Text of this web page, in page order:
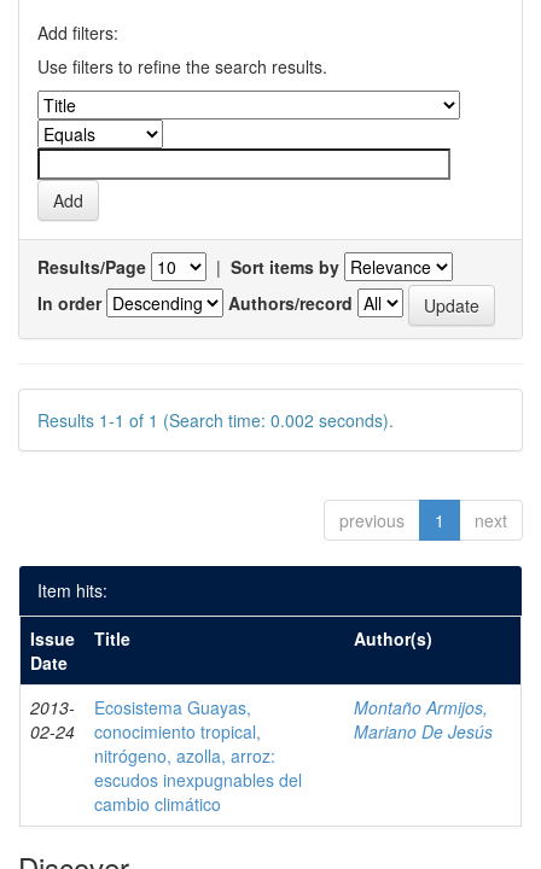
Add filters:
Use filters to refine the search results.
Results/Page | Sort items by
In order
Authors/record
Results 1-1 of 1 (Search time: 0.002 seconds).
previous 1 next
Item hits:
Issue
Date
Title Author(s)
2013-
02-24
Ecosistema Guayas,
conocimiento tropical,
nitrógeno, azolla, arroz:
escudos inexpugnables del
cambio climático
Montaño Armijos,
Mariano De Jesús